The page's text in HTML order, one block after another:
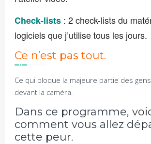
Check-lists : 2 check-lists du
logiciels que j’utilise tous les jours.
Ce n’est pas tout.
Ce qui bloque la majeure partie des
devant la caméra.
Dans ce programme,
comment vous allez
cette peur.